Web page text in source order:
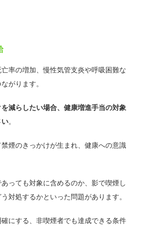
率の増加、慢性気管支炎や呼吸困難な
がります。
減らしたい場合、健康増進手当の対象
い。
煙のきっかけが生まれ、健康への意識
っても対象に含めるのか、影で喫煙し
対処するかといった問題があります。
にする、非喫煙者でも達成できる条件